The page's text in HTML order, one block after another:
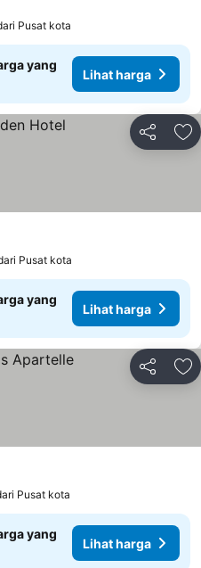
Pusat kota
yang
Lihat harga
Bagikan
Pusat kota
yang
Lihat harga
Bagikan
Pusat kota
yang
Lihat harga